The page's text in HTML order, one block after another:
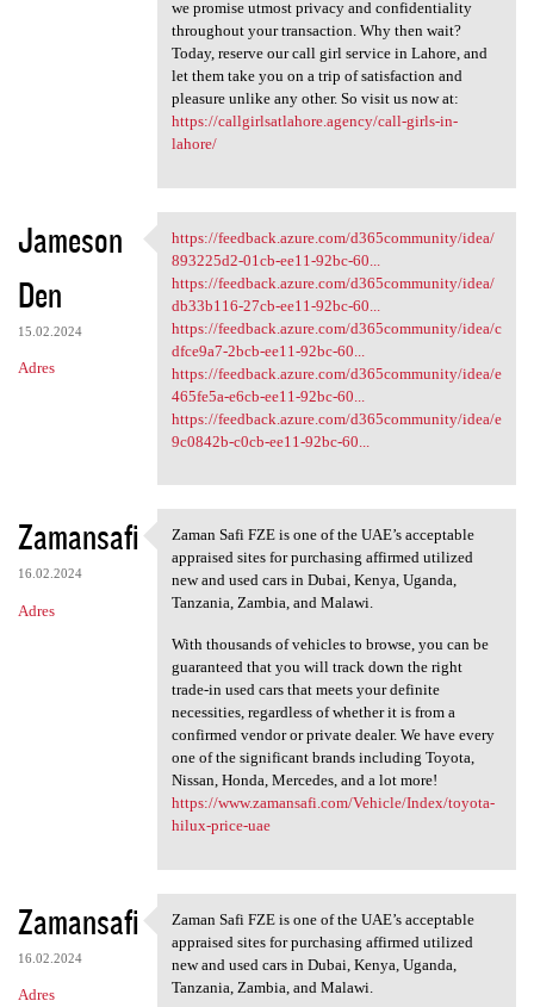
we promise utmost privacy and confidentiality
throughout your transaction. Why then wait?
Today, reserve our call girl service in Lahore, and
let them take you on a trip of satisfaction and
pleasure unlike any other. So visit us now at:
https://callgirlsatlahore.agency/call-girls-in-
lahore/
Jameson
Den
15.02.2024
Adres
https://feedback.azure.com
https://feedback.azure.com/d365community/idea/
893225d2-01cb-ee11-92bc-60...
https://feedback.azure.com/d365community/idea/
db33b116-27cb-ee11-92bc-60...
https://feedback.azure.com/d365community/idea/c
dfce9a7-2bcb-ee11-92bc-60...
https://feedback.azure.com/d365community/idea/e
465fe5a-e6cb-ee11-92bc-60...
https://feedback.azure.com/d365community/idea/e
9c0842b-c0cb-ee11-92bc-60...
Zamansafi
16.02.2024
Adres
Zaman Safi FZE is one of the
Zaman Safi FZE is one of the UAE’s acceptable
appraised sites for purchasing affirmed utilized
new and used cars in Dubai, Kenya, Uganda,
Tanzania, Zambia, and Malawi.
With thousands of vehicles to browse, you can be
guaranteed that you will track down the right
trade-in used cars that meets your definite
necessities, regardless of whether it is from a
confirmed vendor or private dealer. We have every
one of the significant brands including Toyota,
Nissan, Honda, Mercedes, and a lot more!
https://www.zamansafi.com/Vehicle/Index/toyota-
hilux-price-uae
Zamansafi
16.02.2024
Adres
Zaman Safi FZE is one of the
Zaman Safi FZE is one of the UAE’s acceptable
appraised sites for purchasing affirmed utilized
new and used cars in Dubai, Kenya, Uganda,
Tanzania, Zambia, and Malawi.